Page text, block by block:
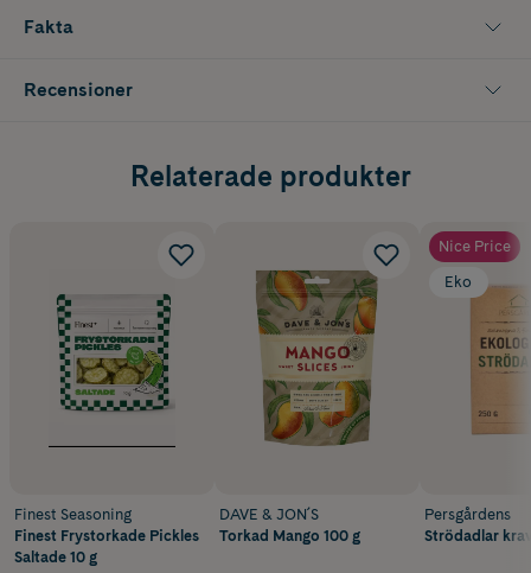
Fakta
Recensioner
Relaterade produkter
Finest Seasoning
Finest Frystorkade Pickles
Saltade 10 g
DAVE & JON´S
Torkad Mango 100 g
Nice Price
Eko
Persgårdens
Strödadlar